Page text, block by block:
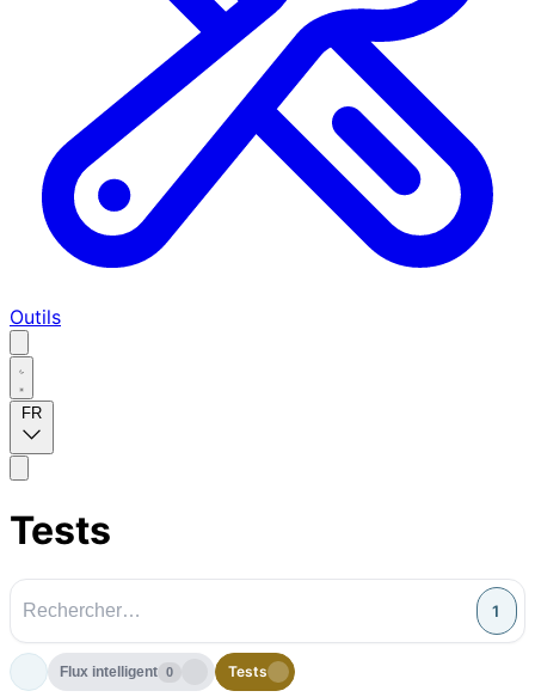
Outils
FR
Tests
1
Flux intelligent 0 Tests